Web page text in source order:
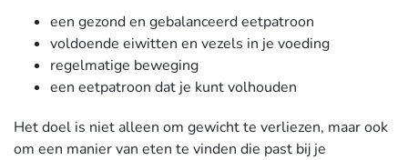
een gezond en gebalanceerd eetpatroon
voldoende eiwitten en vezels in je voeding
regelmatige beweging
een eetpatroon dat je kunt volhouden
Het doel is niet alleen om gewicht te verliezen, maar ook
om een manier van eten te vinden die past bij je